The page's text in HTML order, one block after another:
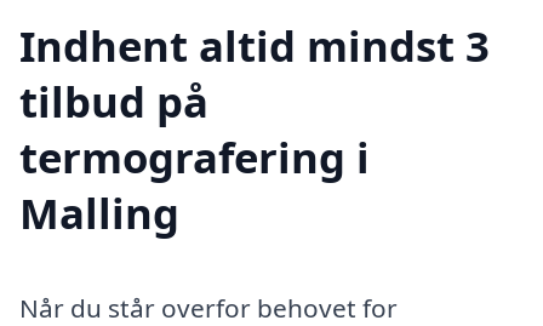
Indhent altid mindst 3
tilbud på
termografering i
Malling
Når du står overfor behovet for